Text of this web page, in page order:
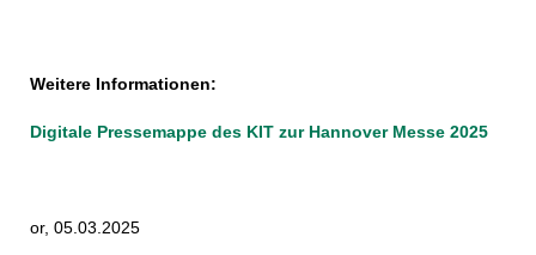
Weitere Informationen:
Digitale Pressemappe des KIT zur Hannover Messe 2025
or, 05.03.2025